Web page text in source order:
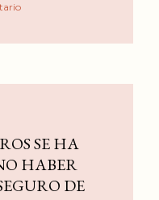
SE HA
HABER
DE